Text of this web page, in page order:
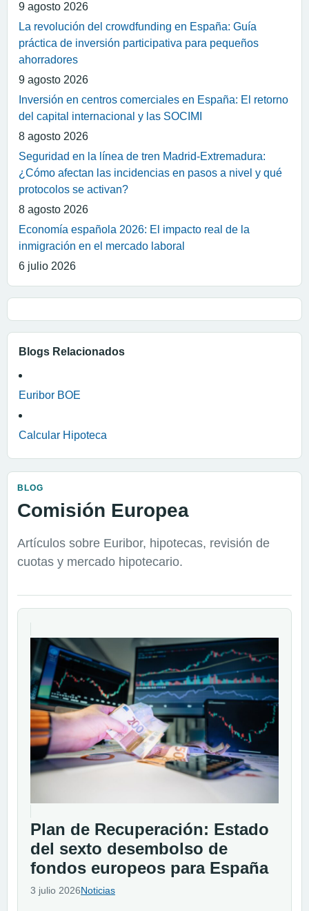
9 agosto 2026
La revolución del crowdfunding en España: Guía
práctica de inversión participativa para pequeños
ahorradores
9 agosto 2026
Inversión en centros comerciales en España: El retorno
del capital internacional y las SOCIMI
8 agosto 2026
Seguridad en la línea de tren Madrid-Extremadura:
¿Cómo afectan las incidencias en pasos a nivel y qué
protocolos se activan?
8 agosto 2026
Economía española 2026: El impacto real de la
inmigración en el mercado laboral
6 julio 2026
Blogs Relacionados
Euribor BOE
Calcular Hipoteca
BLOG
Comisión Europea
Artículos sobre Euribor, hipotecas, revisión de
cuotas y mercado hipotecario.
Plan de Recuperación: Estado
del sexto desembolso de
fondos europeos para España
3 julio 2026Noticias